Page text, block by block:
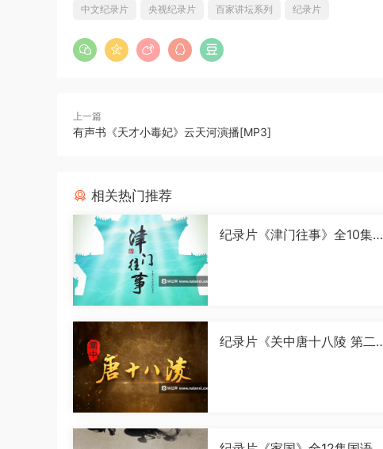
中文纪录片 央视纪录片 百家讲坛系列 纪录片
上一篇
有声书《天才小毒妃》云天河演播[MP3]
相关热门推荐
纪录片《津门往事》全10集国
纪录片《关中唐十八陵 第二